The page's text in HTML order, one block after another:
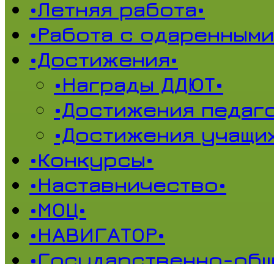
•Летняя работа•
•Работа с
•Достижения•
•Награды ДДЮТ•
•Достижения
•Достижения
•Конкурсы•
•Наставничество•
•МОЦ•
•НАВИГАТОР•
•Государственно-